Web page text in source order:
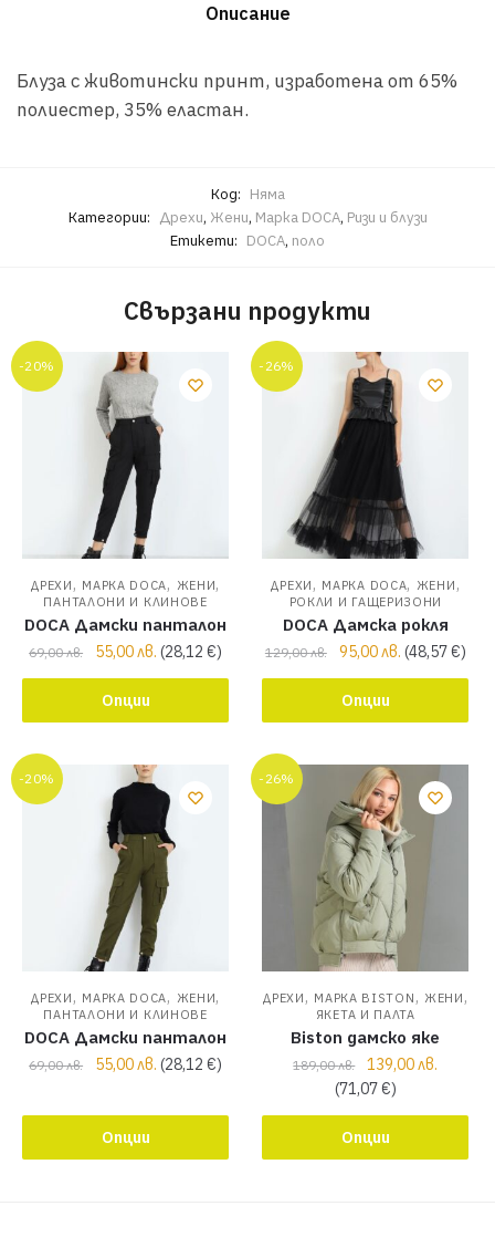
Описание
Блуза с животински принт, изработена от 65%
полиестер, 35% еластан.
Код: Няма
Категории: Дрехи, Жени, Марка DOCA, Ризи и блузи
Етикети: DOCA, поло
Свързани продукти
-20%
ДРЕХИ , МАРКА DOCA, ЖЕНИ,
ПАНТАЛОНИ И КЛИНОВЕ
DOCA Дамски панталон
69,00лв. 55,00лв. (28,12€)
Опции
-26%
ДРЕХИ , МАРКА DOCA, ЖЕНИ ,
РОКЛИ И ГАЩЕРИЗОНИ
DOCA Дамска рокля
129,00лв. 95,00лв. (48,57€)
Опции
-20%
ДРЕХИ , МАРКА DOCA, ЖЕНИ,
ПАНТАЛОНИ И КЛИНОВЕ
DOCA Дамски панталон
69,00лв. 55,00лв. (28,12€)
Опции
-26%
ДРЕХИ , МАРКА BISTON , ЖЕНИ ,
ЯКЕТА И ПАЛТА
Biston дамско яке
189,00лв. 139,00лв.
(71,07€)
Опции